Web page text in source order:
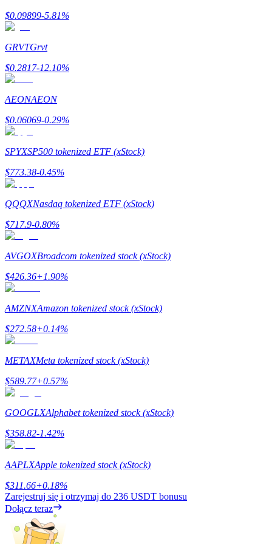
Zarabiać
Mocna Świnka
Stawianie
Wysokie zyski i natychmiastowy dostęp
Launchpool
Elastyczne stawianie zakładów, aby zarabiać na popularnych
tokenach
$0.09899-5.81%
GRVTGrvt
$0.2817-12.10%
AEONAEON
$0.06069-0.29%
SPYXSP500 tokenized ETF (xStock)
$773.38-0.45%
QQQXNasdaq tokenized ETF (xStock)
$717.9-0.80%
AVGOXBroadcom tokenized stock (xStock)
$426.36+1.90%
AMZNXAmazon tokenized stock (xStock)
$272.58+0.14%
METAXMeta tokenized stock (xStock)
$589.77+0.57%
GOOGLXAlphabet tokenized stock (xStock)
$358.82-1.42%
AAPLXApple tokenized stock (xStock)
$311.66+0.18%
Zarejestruj się i otrzymaj do 236 USDT bonusu
Dołącz teraz